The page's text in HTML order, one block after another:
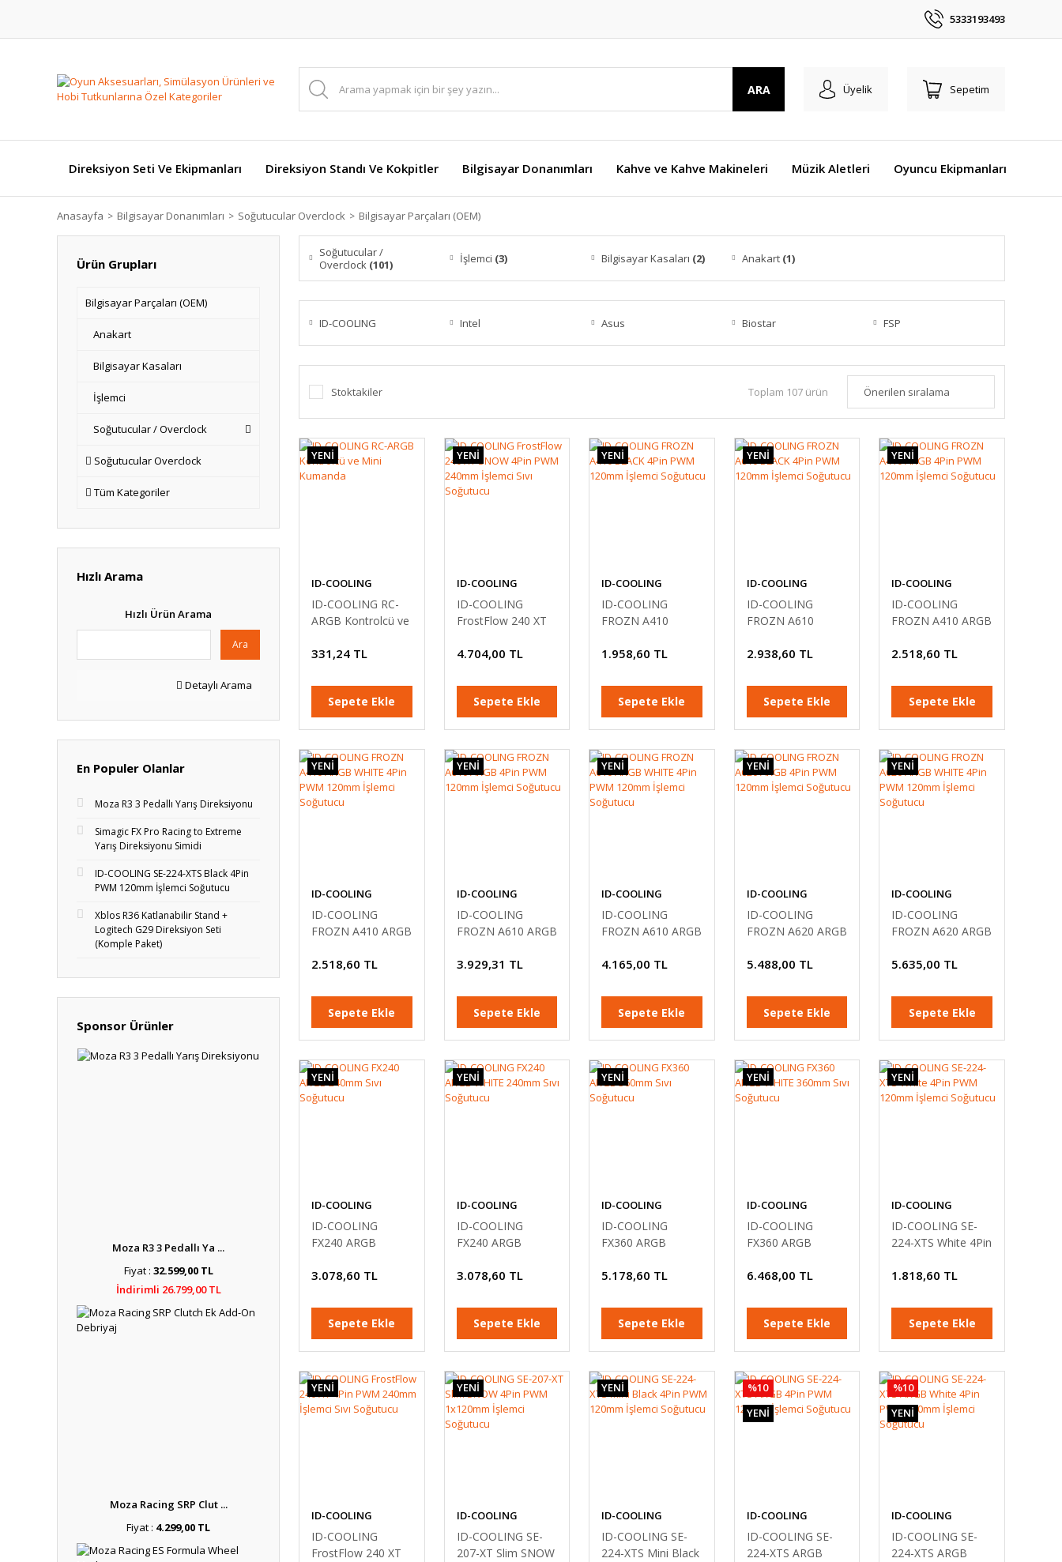
5333193493
ARA Üyelik Sepetim
Direksiyon Seti Ve Ekipmanları Direksiyon Standı Ve Kokpitler Bilgisayar Donanımları Kahve ve Kahve Makineleri Müzik Aletleri Oyuncu Ekipmanları
Anasayfa Bilgisayar Donanımları Soğutucular Overclock Bilgisayar Parçaları (OEM)
Ürün Grupları
Bilgisayar Parçaları (OEM)
Anakart
Bilgisayar Kasaları
İşlemci
Soğutucular / Overclock
Soğutucular Overclock
Tüm Kategoriler
Hızlı Arama
Hızlı Ürün Arama
Ara
Detaylı Arama
En Populer Olanlar
Moza R3 3 Pedallı Yarış Direksiyonu
Simagic FX Pro Racing to Extreme
Yarış Direksiyonu Simidi
ID-COOLING SE-224-XTS Black 4Pin
PWM 120mm İşlemci Soğutucu
Xblos R36 Katlanabilir Stand +
Logitech G29 Direksiyon Seti
(Komple Paket)
Sponsor Ürünler
Moza R3 3 Pedallı Ya ...
Fiyat : 32.599,00 TL
İndirimli 26.799,00 TL
Moza Racing SRP Clut ...
Fiyat : 4.299,00 TL
Soğutucular /
Overclock (101) İşlemci (3) Bilgisayar Kasaları (2) Anakart (1)
ID-COOLING Intel Asus Biostar FSP
Stoktakiler Toplam 107 ürün
YENİ
ID-COOLING
ID-COOLING RC-
ARGB Kontrolcü ve
331,24 TL
Sepete Ekle
YENİ
ID-COOLING
ID-COOLING
FrostFlow 240 XT
240mm İşlemci Sıvı
4.704,00 TL
Sepete Ekle
YENİ
ID-COOLING
ID-COOLING
FROZN A410
120mm İşlemci
1.958,60 TL
Sepete Ekle
YENİ
ID-COOLING
ID-COOLING
FROZN A610
120mm İşlemci
2.938,60 TL
Sepete Ekle
YENİ
ID-COOLING
ID-COOLING
FROZN A410 ARGB
İşlemci Soğutucu
2.518,60 TL
Sepete Ekle
YENİ
ID-COOLING
ID-COOLING
FROZN A410 ARGB
120mm İşlemci
2.518,60 TL
Sepete Ekle
YENİ
ID-COOLING
ID-COOLING
FROZN A610 ARGB
İşlemci Soğutucu
3.929,31 TL
Sepete Ekle
YENİ
ID-COOLING
ID-COOLING
FROZN A610 ARGB
120mm İşlemci
4.165,00 TL
Sepete Ekle
YENİ
ID-COOLING
ID-COOLING
FROZN A620 ARGB
İşlemci Soğutucu
5.488,00 TL
Sepete Ekle
YENİ
ID-COOLING
ID-COOLING
FROZN A620 ARGB
120mm İşlemci
5.635,00 TL
Sepete Ekle
YENİ
ID-COOLING
ID-COOLING
FX240 ARGB
Soğutucu
3.078,60 TL
Sepete Ekle
YENİ
ID-COOLING
ID-COOLING
FX240 ARGB
Soğutucu
3.078,60 TL
Sepete Ekle
YENİ
ID-COOLING
ID-COOLING
FX360 ARGB
Soğutucu
5.178,60 TL
Sepete Ekle
YENİ
ID-COOLING
ID-COOLING
FX360 ARGB
Soğutucu
6.468,00 TL
Sepete Ekle
YENİ
ID-COOLING
ID-COOLING SE-
224-XTS White 4Pin
İşlemci Soğutucu
1.818,60 TL
Sepete Ekle
YENİ
ID-COOLING
ID-COOLING
FrostFlow 240 XT
YENİ
ID-COOLING
ID-COOLING SE-
207-XT Slim SNOW
YENİ
ID-COOLING
ID-COOLING SE-
224-XTS Mini Black
%10
YENİ
ID-COOLING
ID-COOLING SE-
224-XTS ARGB
%10
YENİ
ID-COOLING
ID-COOLING SE-
224-XTS ARGB